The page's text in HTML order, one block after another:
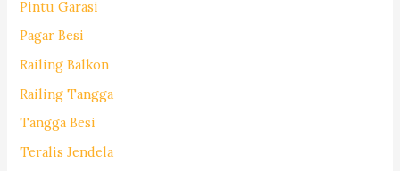
Pintu Garasi
Pagar Besi
Railing Balkon
Railing Tangga
Tangga Besi
Teralis Jendela